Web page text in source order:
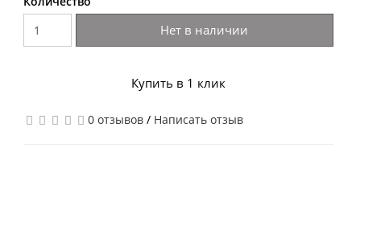
Нет в наличии
Купить в 1 клик
0 отзывов/ Написать отзыв